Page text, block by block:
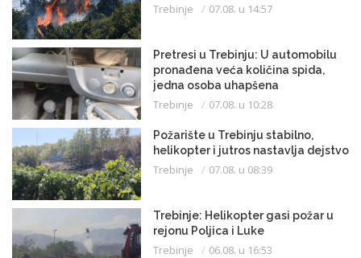
Trebinje 07.08. u 14:57
Pretresi u Trebinju: U automobilu
pronađena veća količina spida,
jedna osoba uhapšena
Trebinje 07.08. u 10:28
Požarište u Trebinju stabilno,
helikopter i jutros nastavlja dejstvo
Trebinje 07.08. u 08:39
Trebinje: Helikopter gasi požar u
rejonu Poljica i Luke
Trebinje 06.08. u 16:53